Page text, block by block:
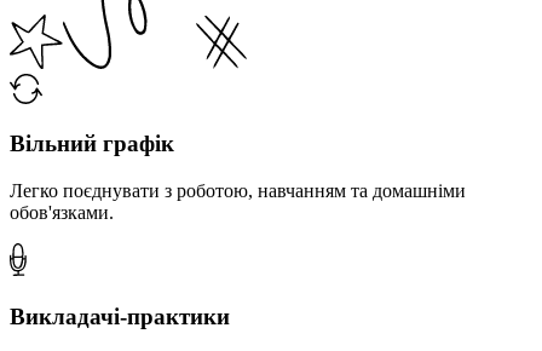
Вільний графік
Легко поєднувати з роботою, навчанням та домашніми
обов'язками.
Викладачі-практики